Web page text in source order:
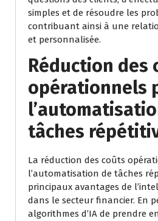
simples et de résoudre les
contribuant ainsi à une
et personnalisée.
Réduction des
opérationnels
tâches
La réduction des coûts
l’automatisation de tâches
principaux avantages de
dans le secteur financier. En
algorithmes d’IA de prendre